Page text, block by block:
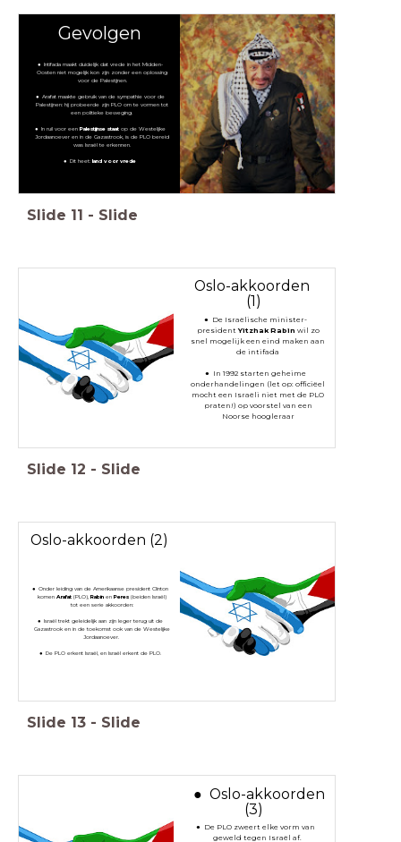
Gevolgen
Intifada maakt duidelijk dat vrede in het Midden-
Oosten niet mogelijk kon zijn zonder een oplossing
voor de Palestijnen.
Arafat maakte gebruik van de sympathie voor de
Palestijnen: hij probeerde zijn PLO om te vormen tot
een politieke beweging.
In ruil voor een Palestijnse staatop de Westelijke
Jordaanoever en in de Gazastrook, is de PLO bereid
was Israël te erkennen.
Dit heet:land voor vrede
Slide 11 - Slide
Oslo-akkoorden
(1)
De Israëlische minister-
presidentYitzhak Rabin wil zo
snel mogelijk een eind maken aan
de intifada
In 1992 starten geheime
onderhandelingen (let op: officiëel
mocht een Israëli niet met de PLO
praten!) op voorstel van een
Noorse hoogleraar
Slide 12 - Slide
Oslo-akkoorden (2)
Onder leiding van de Amerikaanse president Clinton
komenArafat (PLO),Rabin enPeres (beiden Israël)
tot een serie akkoorden:
Israël trekt geleidelijk aan zijn leger terug uit de
Gazastrook en in de toekomst ook van de Westelijke
Jordaanoever.
De PLO erkent Israël, en Israël erkent de PLO.
Slide 13 - Slide
Oslo-akkoorden
(3)
De PLO zweert elke vorm van
geweld tegen Israël af.